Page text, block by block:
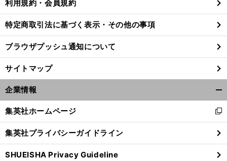
利用規約・会員規約
特定商取引法に基づく表示・その他の事項
ブラウザプッシュ通知について
サイトマップ
企業情報
閉
る
集英社ホームページ
新
し
い
ウ
ィ
集英社プライバシーガイドライン
SHUEISHA Privacy Guideline